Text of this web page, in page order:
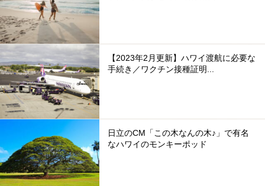
【2023年2月更新】ハワイ渡航に必要な
手続き／ワクチン接種証明...
日立のCM「この木なんの木♪」で有名
なハワイのモンキーポッド